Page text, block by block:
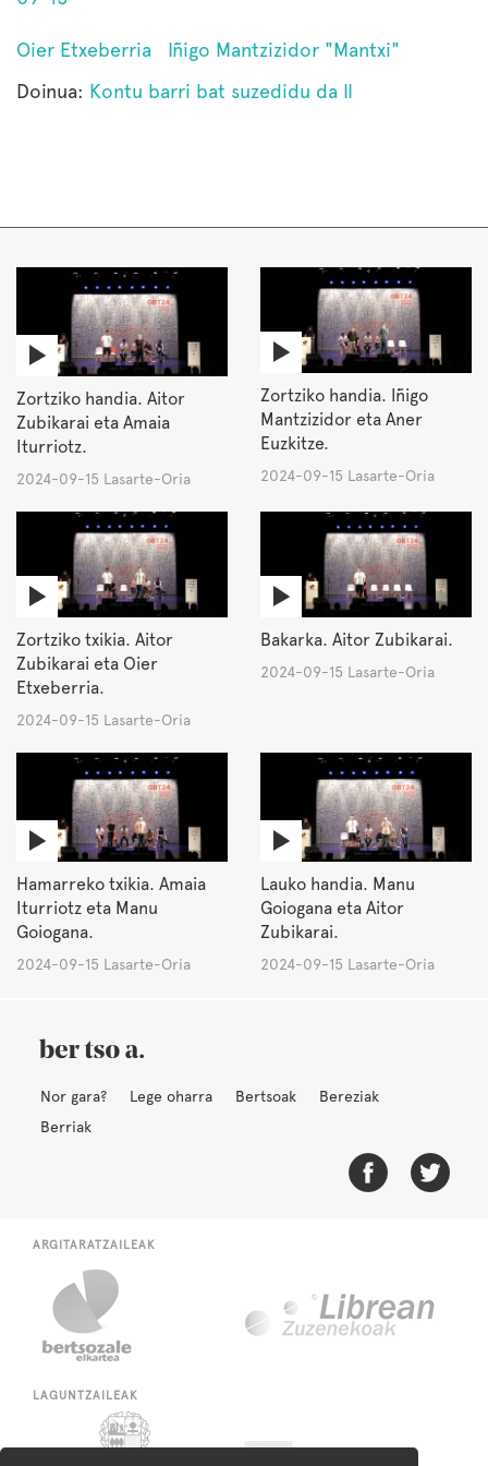
Oier Etxeberria
Iñigo Mantzizidor "Mantxi"
Doinua: Kontu barri bat suzedidu da II
Zortziko handia. Aitor
Zubikarai eta Amaia
Iturriotz.
2024-09-15 Lasarte-Oria
Zortziko handia. Iñigo
Mantzizidor eta Aner
Euzkitze.
2024-09-15 Lasarte-Oria
Zortziko txikia. Aitor
Zubikarai eta Oier
Etxeberria.
2024-09-15 Lasarte-Oria
Bakarka. Aitor Zubikarai.
2024-09-15 Lasarte-Oria
Hamarreko txikia. Amaia
Iturriotz eta Manu
Goiogana.
2024-09-15 Lasarte-Oria
Lauko handia. Manu
Goiogana eta Aitor
Zubikarai.
2024-09-15 Lasarte-Oria
Nor gara? Lege oharra Bertsoak
Bereziak
Berriak
ARGITARATZAILEAK
LAGUNTZAILEAK